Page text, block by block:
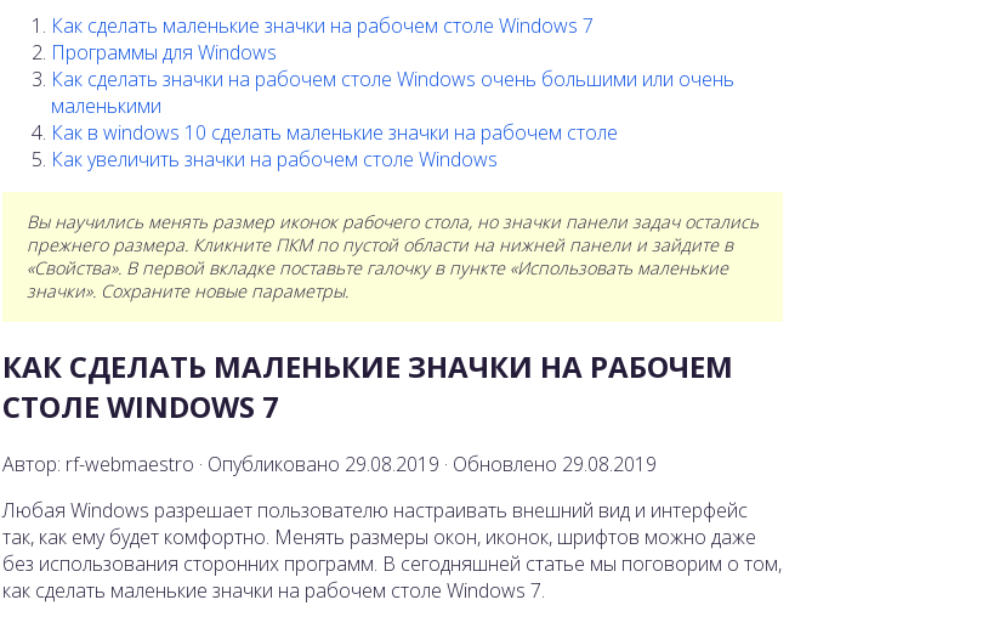
Как сделать маленькие значки на рабочем столе Windows 7
Программы для Windows
Как сделать значки на рабочем столе Windows очень большими или очень
маленькими
Как в windows 10 сделать маленькие значки на рабочем столе
Как увеличить значки на рабочем столе Windows
Вы научились менять размер иконок рабочего стола, но значки панели задач остались
прежнего размера. Кликните ПКМ по пустой области на нижней панели и зайдите в
«Свойства». В первой вкладке поставьте галочку в пункте «Использовать маленькие
значки». Сохраните новые параметры.
КАК СДЕЛАТЬ МАЛЕНЬКИЕ ЗНАЧКИ НА РАБОЧЕМ
СТОЛЕ WINDOWS 7
Автор: rf-webmaestro · Опубликовано 29.08.2019 · Обновлено 29.08.2019
Любая Windows разрешает пользователю настраивать внешний вид и интерфейс
так, как ему будет комфортно. Менять размеры окон, иконок, шрифтов можно даже
без использования сторонних программ. В сегодняшней статье мы поговорим о том,
как сделать маленькие значки на рабочем столе Windows 7.